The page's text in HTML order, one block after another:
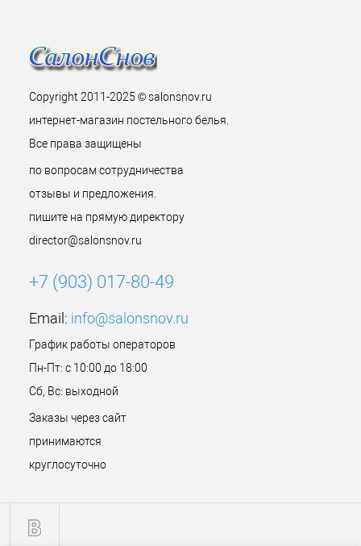
Copyright 2011-2025 © salonsnov.ru
интернет-магазин постельного белья.
Все права защищены
по вопросам сотрудничества
отзывы и предложения.
пишите на прямую директору
director@salonsnov.ru
+7 (903) 017-80-49
Email: info@salonsnov.ru
График работы операторов
Пн-Пт: с 10:00 до 18:00
Сб, Вс: выходной
Заказы через сайт
принимаются
круглосуточно